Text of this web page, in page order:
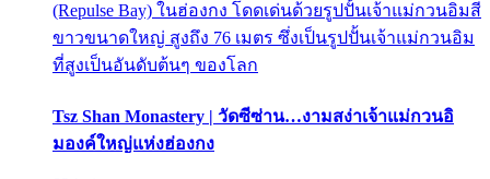
(Repulse Bay) ในฮ่องกง โดดเด่นด้วยรูปปั้นเจ้าแม่กวนอิมสี
ขาวขนาดใหญ่ สูงถึง 76 เมตร ซึ่งเป็นรูปปั้นเจ้าแม่กวนอิม
ที่สูงเป็นอันดับต้นๆ ของโลก
Tsz Shan Monastery | วัดซีซ่าน…งามสง่าเจ้าแม่กวนอิ
มองค์ใหญ่แห่งฮ่องกง